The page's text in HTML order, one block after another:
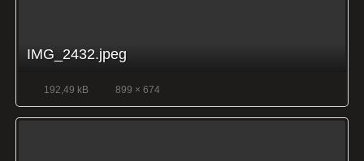
IMG_2432.jpeg
192,49 kB 899 × 674